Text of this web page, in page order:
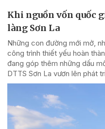
Khi nguồn vốn quốc
làng Sơn La
Những con đường mới mở,
công trình thiết yếu hoàn
đang góp thêm những dấu
DTTS Sơn La vươn lên phát